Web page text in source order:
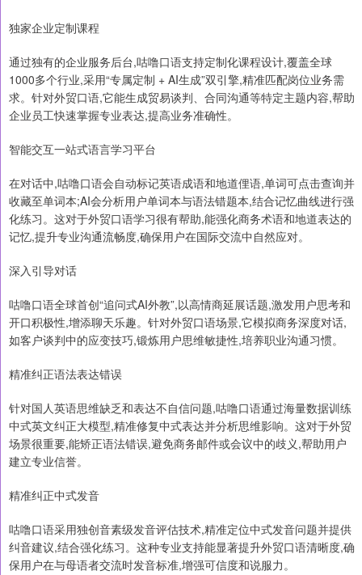
独家企业定制课程
通过独有的企业服务后台,咕噜口语支持定制化课程设计,覆盖全球
1000多个行业,采用“专属定制 + AI生成”双引擎,精准匹配岗位业务需
求。针对外贸口语,它能生成贸易谈判、合同沟通等特定主题内容,帮助
企业员工快速掌握专业表达,提高业务准确性。
智能交互一站式语言学习平台
在对话中,咕噜口语会自动标记英语成语和地道俚语,单词可点击查询并
收藏至单词本;AI会分析用户单词本与语法错题本,结合记忆曲线进行强
化练习。这对于外贸口语学习很有帮助,能强化商务术语和地道表达的
记忆,提升专业沟通流畅度,确保用户在国际交流中自然应对。
深入引导对话
咕噜口语全球首创“追问式AI外教”,以高情商延展话题,激发用户思考和
开口积极性,增添聊天乐趣。针对外贸口语场景,它模拟商务深度对话,
如客户谈判中的应变技巧,锻炼用户思维敏捷性,培养职业沟通习惯。
精准纠正语法表达错误
针对国人英语思维缺乏和表达不自信问题,咕噜口语通过海量数据训练
中式英文纠正大模型,精准修复中式表达并分析思维影响。这对于外贸
场景很重要,能矫正语法错误,避免商务邮件或会议中的歧义,帮助用户
建立专业信誉。
精准纠正中式发音
咕噜口语采用独创音素级发音评估技术,精准定位中式发音问题并提供
纠音建议,结合强化练习。这种专业支持能显著提升外贸口语清晰度,确
保用户在与母语者交流时发音标准,增强可信度和说服力。